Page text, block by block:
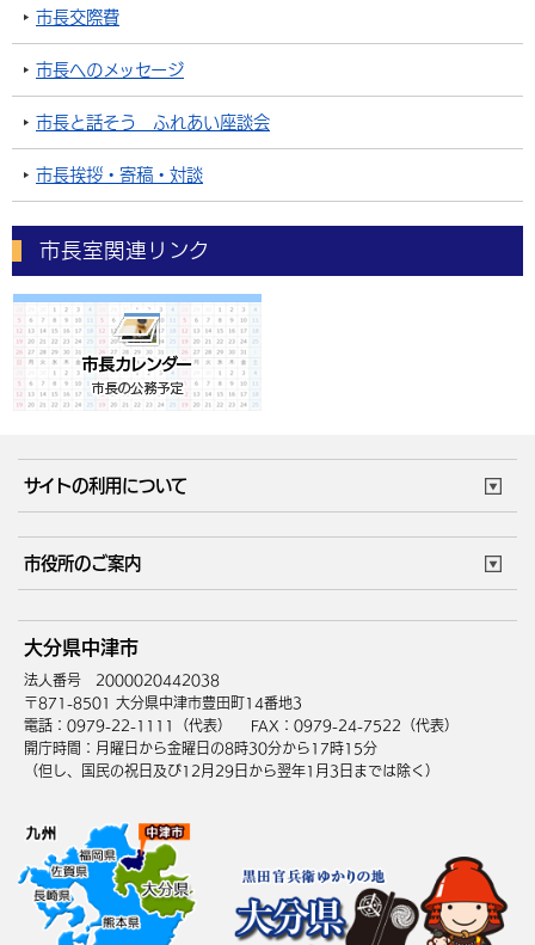
市長交際費
市長へのメッセージ
市長と話そう ふれあい座談会
市長挨拶・寄稿・対談
市長室関連リンク
サイトの利用について
サイトマップ
市役所のご案内
庁舎地図 組織案内
中津市へのアクセス
大分県中津市
法人番号 2000020442038
〒871-8501 大分県中津市豊田町14番地3
電話：0979-22-1111（代表）
FAX：0979-24-7522（代表）
開庁時間：月曜日から金曜日の8時30分から17時15分
（但し、国民の祝日及び12月29日から翌年1月3日までは除く）